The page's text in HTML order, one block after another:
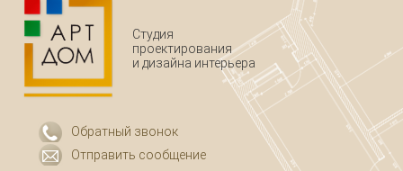
Студия
проектирования
и дизайна интерьера
Обратный звонок
Отправить сообщение